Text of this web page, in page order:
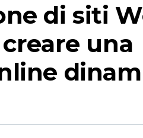
di siti
una